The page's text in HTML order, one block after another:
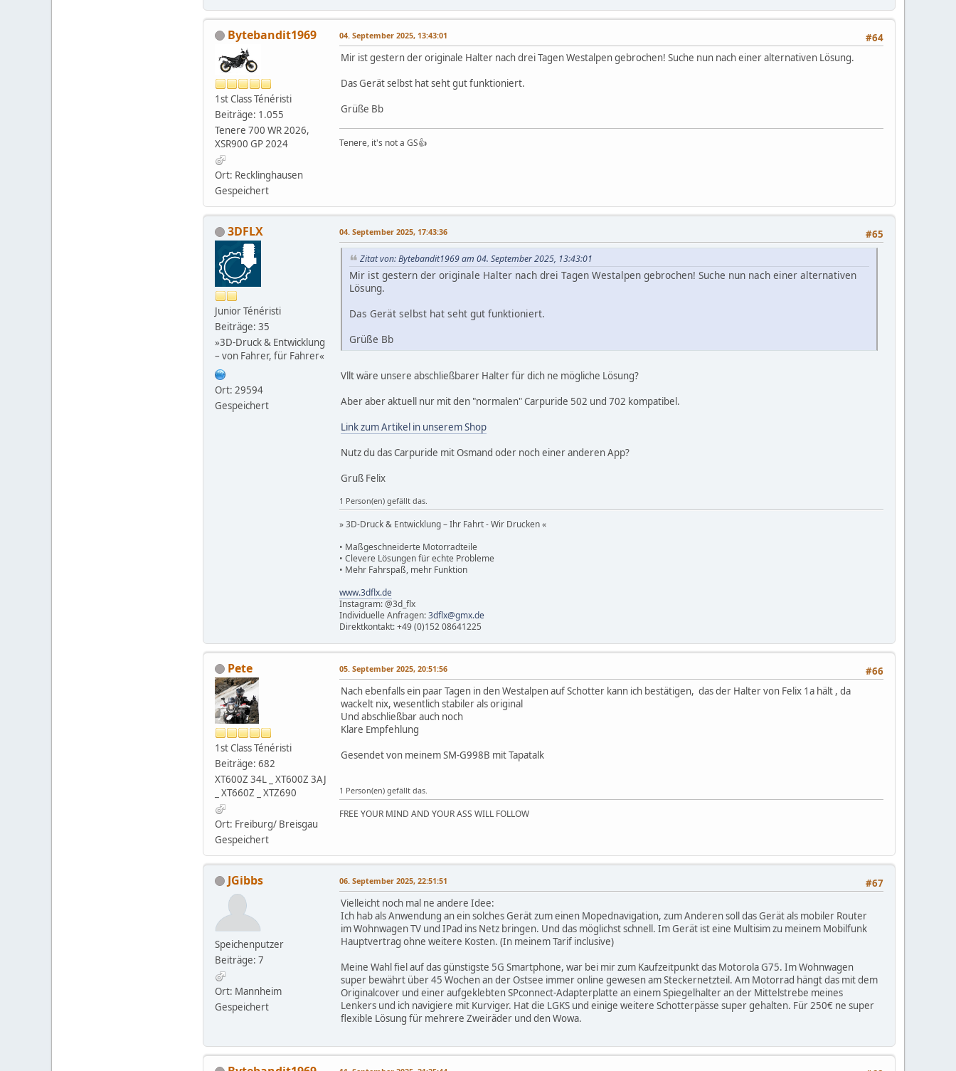
Bytebandit1969
1st Class Ténéristi
Beiträge: 1.055
Tenere 700 WR 2026,
XSR900 GP 2024
Ort: Recklinghausen
Gespeichert
#64
04. September 2025, 13:43:01
Mir ist gestern der originale Halter nach drei Tagen Westalpen gebrochen! Suche nun nach einer alternativen Lösung.
Das Gerät selbst hat seht gut funktioniert.
Grüße Bb
Tenere, it's not a GS👍
3DFLX
Junior Ténéristi
Beiträge: 35
»3D-Druck & Entwicklung
– von Fahrer, für Fahrer«
Ort: 29594
Gespeichert
#65
04. September 2025, 17:43:36
Zitat von: Bytebandit1969 am 04. September 2025, 13:43:01
Mir ist gestern der originale Halter nach drei Tagen Westalpen gebrochen! Suche nun nach einer alternativen
Lösung.
Das Gerät selbst hat seht gut funktioniert.
Grüße Bb
Vllt wäre unsere abschließbarer Halter für dich ne mögliche Lösung?
Aber aber aktuell nur mit den "normalen" Carpuride 502 und 702 kompatibel.
Link zum Artikel in unserem Shop
Nutz du das Carpuride mit Osmand oder noch einer anderen App?
Gruß Felix
1 Person(en) gefällt das.
» 3D-Druck & Entwicklung – Ihr Fahrt - Wir Drucken «
• Maßgeschneiderte Motorradteile
• Clevere Lösungen für echte Probleme
• Mehr Fahrspaß, mehr Funktion
www.3dflx.de
Instagram: @3d_flx
Individuelle Anfragen:3dflx@gmx.de
Direktkontakt: +49 (0)152 08641225
Pete
1st Class Ténéristi
Beiträge: 682
XT600Z 34L _ XT600Z 3AJ
_ XT660Z _ XTZ690
Ort: Freiburg/ Breisgau
Gespeichert
#66
05. September 2025, 20:51:56
Nach ebenfalls ein paar Tagen in den Westalpen auf Schotter kann ich bestätigen, das der Halter von Felix 1a hält , da
wackelt nix, wesentlich stabiler als original
Und abschließbar auch noch
Klare Empfehlung
Gesendet von meinem SM-G998B mit Tapatalk
1 Person(en) gefällt das.
FREE YOUR MIND AND YOUR ASS WILL FOLLOW
JGibbs
Speichenputzer
Beiträge: 7
Ort: Mannheim
Gespeichert
#67
06. September 2025, 22:51:51
Vielleicht noch mal ne andere Idee:
Ich hab als Anwendung an ein solches Gerät zum einen Mopednavigation, zum Anderen soll das Gerät als mobiler Router
im Wohnwagen TV und IPad ins Netz bringen. Und das möglichst schnell. Im Gerät ist eine Multisim zu meinem Mobilfunk
Hauptvertrag ohne weitere Kosten. (In meinem Tarif inclusive)
Meine Wahl fiel auf das günstigste 5G Smartphone, war bei mir zum Kaufzeitpunkt das Motorola G75. Im Wohnwagen
super bewährt über 45 Wochen an der Ostsee immer online gewesen am Steckernetzteil. Am Motorrad hängt das mit dem
Originalcover und einer aufgeklebten SPconnect-Adapterplatte an einem Spiegelhalter an der Mittelstrebe meines
Lenkers und ich navigiere mit Kurviger. Hat die LGKS und einige weitere Schotterpässe super gehalten. Für 250€ ne super
flexible Lösung für mehrere Zweiräder und den Wowa.